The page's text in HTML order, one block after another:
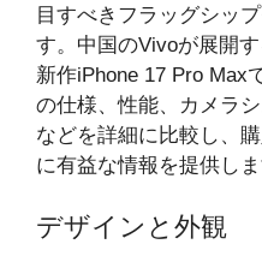
目すべきフラッグシッ
す。中国のVivoが展開
新作iPhone 17 Pro Max
の仕様、性能、カメラ
などを詳細に比較し、
に有益な情報を提供しま
デザインと外観